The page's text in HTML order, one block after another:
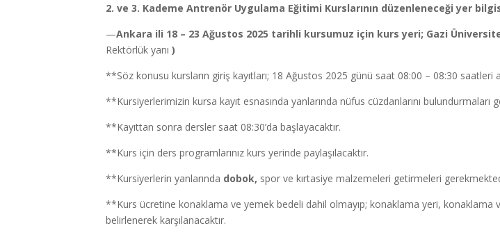
2. ve 3. Kademe Antrenör Uygulama Eğitimi Kurslarının düzenleneceği yer
—Ankara ili 18 – 23 Ağustos 2025 tarihli kursumuz için kurs yeri; Gazi
Rektörlük yanı )
**Söz konusu kursların giriş kayıtları; 18 Ağustos 2025 günü saat 08:00 – 08:30 saatleri
**Kursiyerlerimizin kursa kayıt esnasında yanlarında nüfus cüzdanlarını bulundurmaları
**Kayıttan sonra dersler saat 08:30’da başlayacaktır.
**Kurs için ders programlarınız kurs yerinde paylaşılacaktır.
**Kursiyerlerin yanlarında dobok, spor ve kırtasiye malzemeleri getirmeleri
**Kurs ücretine konaklama ve yemek bedeli dahil olmayıp; konaklama yeri, konaklama
belirlenerek karşılanacaktır.